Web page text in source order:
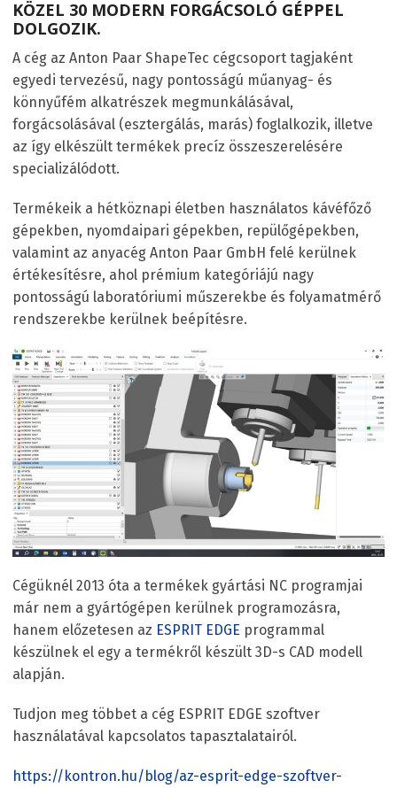
KÖZEL 30 MODERN FORGÁCSOLÓ GÉPPEL
DOLGOZIK.
A cég az Anton Paar ShapeTec cégcsoport tagjaként
egyedi tervezésű, nagy pontosságú műanyag- és
könnyűfém alkatrészek megmunkálásával,
forgácsolásával (esztergálás, marás) foglalkozik, illetve
az így elkészült termékek precíz összeszerelésére
specializálódott.
Termékeik a hétköznapi életben használatos kávéfőző
gépekben, nyomdaipari gépekben, repülőgépekben,
valamint az anyacég Anton Paar GmbH felé kerülnek
értékesítésre, ahol prémium kategóriájú nagy
pontosságú laboratóriumi műszerekbe és folyamatmérő
rendszerekbe kerülnek beépítésre.
Cégüknél 2013 óta a termékek gyártási NC programjai
már nem a gyártógépen kerülnek programozásra,
hanem előzetesen az ESPRIT EDGE programmal
készülnek el egy a termékről készült 3D-s CAD modell
alapján.
Tudjon meg többet a cég ESPRIT EDGE szoftver
használatával kapcsolatos tapasztalatairól.
https://kontron.hu/blog/az-esprit-edge-szoftver-